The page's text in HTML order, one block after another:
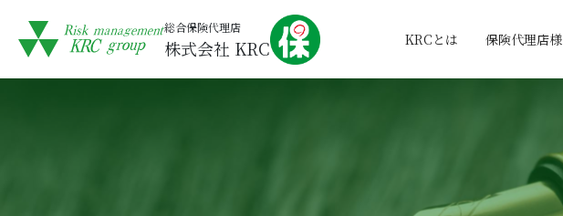
総合保険代理店
株式会社 KRC KRCとは 保険代理店様